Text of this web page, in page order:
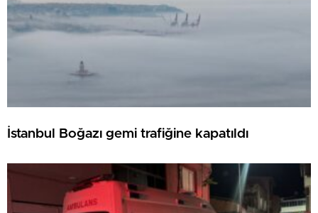
İstanbul Boğazı gemi trafiğine kapatıldı